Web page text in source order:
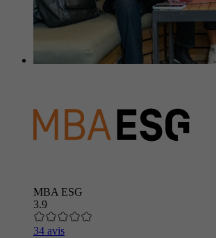
MBA ESG
3.9
34 avis